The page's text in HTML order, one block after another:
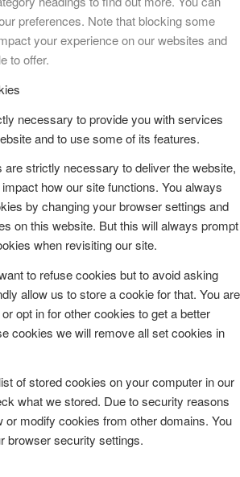
preferences. Note that blocking some
your experience on our websites and
to offer.
necessary to provide you with services
and to use some of its features.
strictly necessary to deliver the website,
how our site functions. You always
by changing your browser settings and
on this website. But this will always prompt
when revisiting our site.
to refuse cookies but to avoid asking
allow us to store a cookie for that. You are
opt in for other cookies to get a better
cookies we will remove all set cookies in
of stored cookies on your computer in our
what we stored. Due to security reasons
or modify cookies from other domains. You
browser security settings.